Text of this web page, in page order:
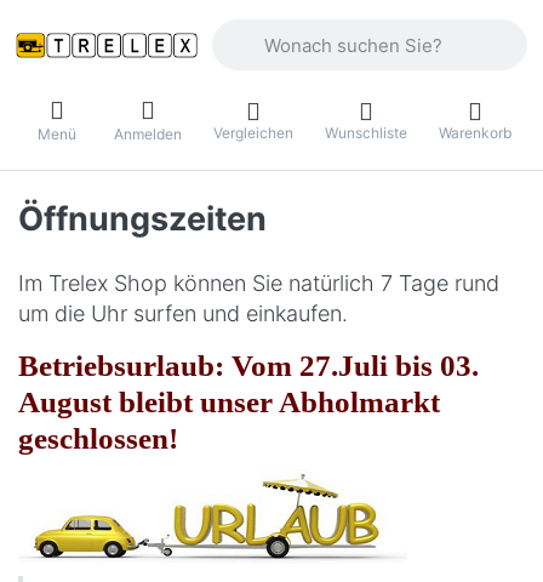
Menü Anmelden Vergleichen Wunschliste Warenkorb
Öffnungszeiten
Im Trelex Shop können Sie natürlich 7 Tage rund
um die Uhr surfen und einkaufen.
Betriebsurlaub: Vom 27.Juli bis 03.
August bleibt unser Abholmarkt
geschlossen!